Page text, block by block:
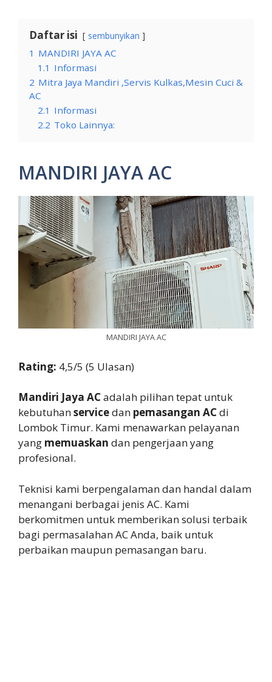
Daftar isi sembunyikan
1 MANDIRI JAYA AC
1.1 Informasi
2 Mitra Jaya Mandiri ,Servis Kulkas,Mesin Cuci &
AC
2.1 Informasi
2.2 Toko Lainnya:
MANDIRI JAYA AC
MANDIRI JAYA AC
Rating: 4,5/5 (5 Ulasan)
Mandiri Jaya ACadalah pilihan tepat untuk
kebutuhanservicedan pemasangan ACdi
Lombok Timur. Kami menawarkan pelayanan
yang memuaskan dan pengerjaan yang
profesional.
Teknisi kami berpengalaman dan handal dalam
menangani berbagai jenis AC. Kami
berkomitmen untuk memberikan solusi terbaik
bagi permasalahan AC Anda, baik untuk
perbaikan maupun pemasangan baru.